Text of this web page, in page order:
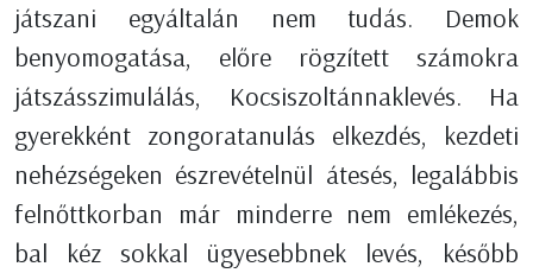
játszani egyáltalán nem tudás. Demok
benyomogatása, előre rögzített számokra
játszásszimulálás, Kocsiszoltánnaklevés. Ha
gyerekként zongoratanulás elkezdés, kezdeti
nehézségeken észrevételnül átesés, legalábbis
felnőttkorban már minderre nem emlékezés,
bal kéz sokkal ügyesebbnek levés, később